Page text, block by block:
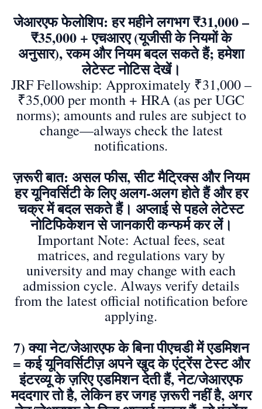
जेआरएफ फेलोशिप: हर महीने लगभग ₹31,000 –
₹35,000 + एचआरए (यूजीसी के नियमों के
अनुसार), रकम और नियम बदल सकते हैं; हमेशा
लेटेस्ट नोटिस देखें।
JRF Fellowship: Approximately ₹31,000 –
₹35,000 per month + HRA (as per UGC
norms); amounts and rules are subject to
change—always check the latest
notifications.
ज़रूरी बात: असल फीस, सीट मैट्रिक्स और नियम
हर यूनिवर्सिटी के लिए अलग-अलग होते हैं और हर
चक्र में बदल सकते हैं। अप्लाई से पहले लेटेस्ट
नोटिफिकेशन से जानकारी कन्फर्म कर लें।
Important Note: Actual fees, seat
matrices, and regulations vary by
university and may change with each
admission cycle. Always verify details
from the latest official notification before
applying.
7) क्या नेट/जेआरएफ के बिना पीएचडी में एडमिशन
= कई यूनिवर्सिटीज़ अपने खुद के एंट्रेंस टेस्ट और
इंटरव्यू के ज़रिए एडमिशन देती हैं, नेट/जेआरएफ
मददगार तो है, लेकिन हर जगह ज़रूरी नहीं है, अगर